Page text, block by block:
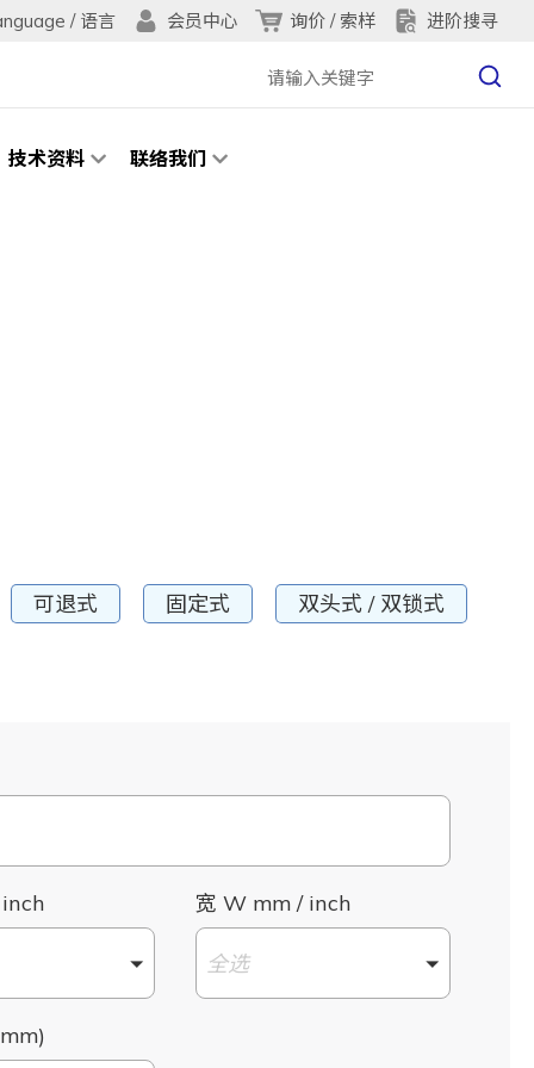
/ 语言 会员中心 询价 / 索样 进阶搜寻
技术资料 联络我们
可退式 固定式 双头式 / 双锁式
宽 W mm / inch
全选